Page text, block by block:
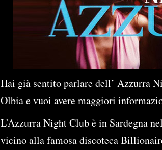
Hai già sentito parlare dell’ Azzurra
Olbia e vuoi avere maggiori
L’Azzurra Night Club è in Sardegna
vicino alla famosa discoteca